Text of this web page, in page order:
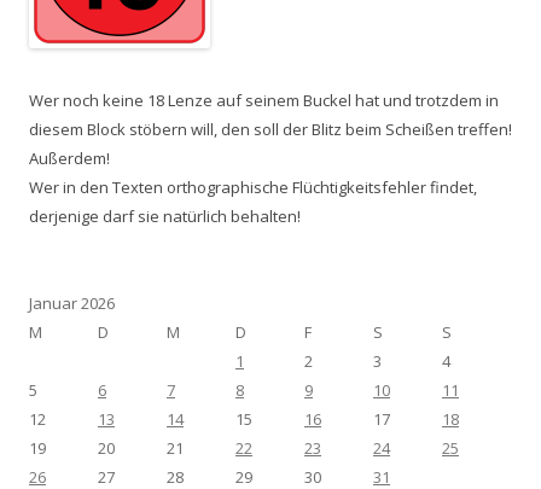
Wer noch keine 18 Lenze auf seinem Buckel hat und trotzdem in
diesem Block stöbern will, den soll der Blitz beim Scheißen treffen!
Außerdem!
Wer in den Texten orthographische Flüchtigkeitsfehler findet,
derjenige darf sie natürlich behalten!
Januar 2026
M
D M D F S
S
1
2 3
4
5
6 7 8 9 10
11
12
13 14 15 16 17
18
19
20 21 22 23 24
25
26
27 28 29 30
31